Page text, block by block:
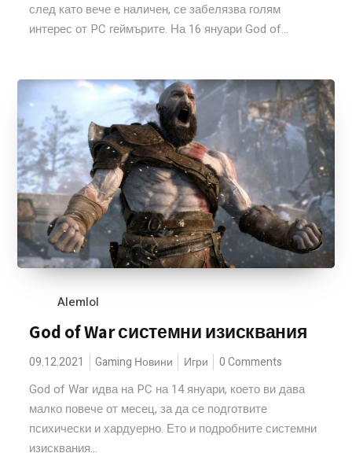
след като вече е наличен, се забелязва голям
интерес от PC геймърите. На 16 януари God of...
Alemlol
God of War системни изисквания
09.12.2021 Gaming Новини Игри 0 Comments
God of War идва на PC на 14 януари, което ви дава
малко повече от месец, за да се подготвите
психически и хардуерно. Ето и подробните системни
изисквания...